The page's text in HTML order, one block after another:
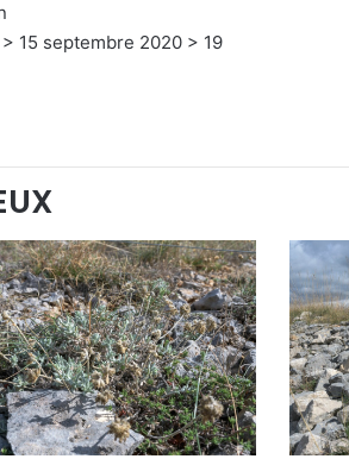
15 septembre 2020 > 19